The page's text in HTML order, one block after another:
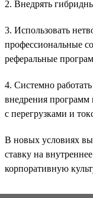
2. Внедрять
3. Использовать
профессиональные
реферальные
4. Системно
внедрения программ
с перегрузками и
В новых условиях
ставку на
корпоративную